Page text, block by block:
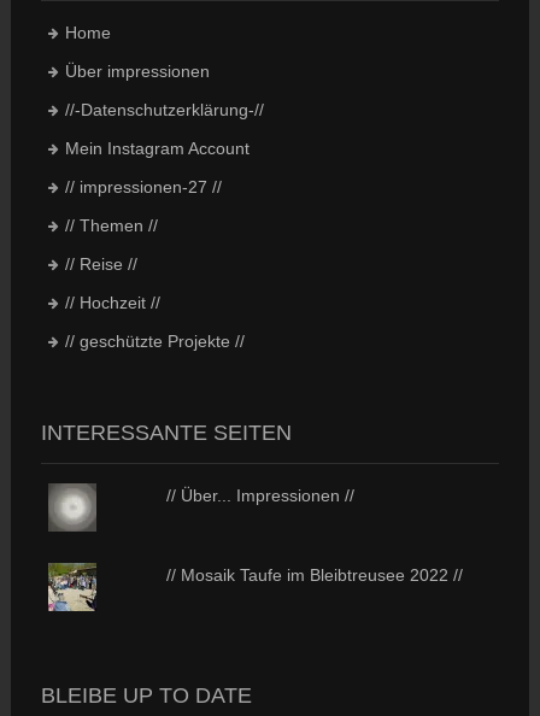
Home
Über impressionen
//-Datenschutzerklärung-//
Mein Instagram Account
// impressionen-27 //
// Themen //
// Reise //
// Hochzeit //
// geschützte Projekte //
INTERESSANTE SEITEN
// Über... Impressionen //
// Mosaik Taufe im Bleibtreusee 2022 //
BLEIBE UP TO DATE